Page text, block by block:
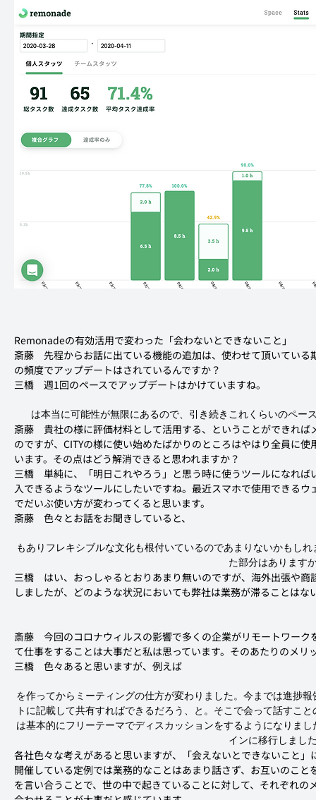
Remonadeの有効活用で変わった「会わないとできないこと」
斎藤 先程からお話に出ている機能の追加は、使わせて頂いてい
の頻度でアップデートはされているんですか？
三橋 週1回のペースでアップデートはかけていますね。
は本当に可能性が無限にあるので、引き続きこれくらいのペー
斎藤 貴社の様に評価材料として活用する、ということができれ
のですが、CITYの様に使い始めたばかりのところはやはり全員に
います。その点はどう解消できると思われますか？
三橋 単純に、「明日これやろう」と思う時に使うツールになれ
入できるようなツールにしたいですね。最近スマホで使用できる
でだいぶ使い方が変わってくると思います。
斎藤 色々とお話をお聞きしていると、
もありフレキシブルな文化も根付いているのであまりないかもし
た部分はあります
三橋 はい、おっしゃるとおりあまり無いのですが、海外出張や
しましたが、どのような状況においても弊社は業務が滞ることは
斎藤 今回のコロナウィルスの影響で多くの企業がリモートワー
て仕事をすることは大事だと私は思っています。そのあたりのメ
三橋 色々あると思いますが、例えば
を作ってからミーティングの仕方が変わりました。今までは進捗
トに記載して共有すればできるだろう、と。そこで会って話すこ
は基本的にフリーテーマでディスカッションをするようになりま
インに移行しまし
各社色々な考えがあると思いますが、「会えないとできないこと
開催している定例では業務的なことはあまり話さず、お互いのこ
を言い合うことで、世の中で起きていることに対して、それぞれ